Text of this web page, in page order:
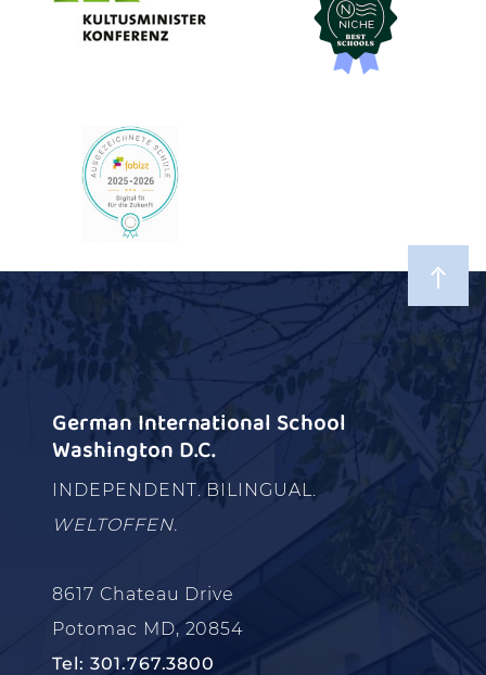
German International School
Washington D.C.
INDEPENDENT. BILINGUAL.
WELTOFFEN.
8617 Chateau Drive
Potomac MD, 20854
Tel: 301.767.3800